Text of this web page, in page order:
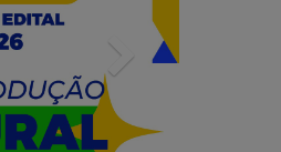
Next